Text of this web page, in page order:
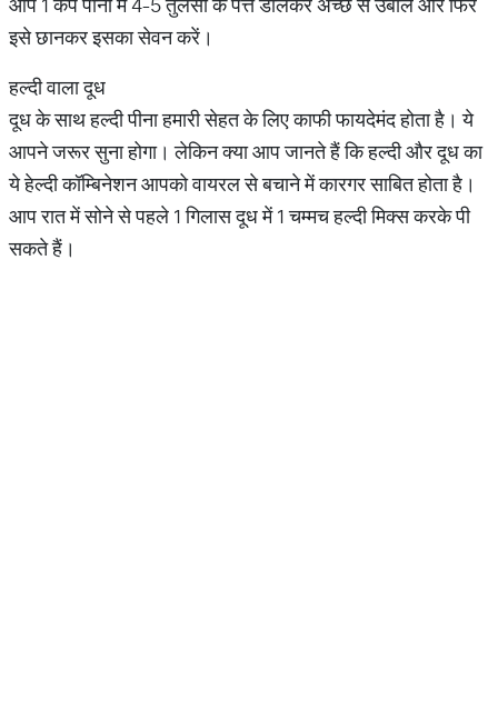
आप 1 कप पानी में 4-5 तुलसी के पत्ते डालकर अच्छे से उबालें और फिर
इसे छानकर इसका सेवन करें।
हल्दी वाला दूध
दूध के साथ हल्दी पीना हमारी सेहत के लिए काफी फायदेमंद होता है। ये
आपने जरूर सुना होगा। लेकिन क्या आप जानते हैं कि हल्दी और दूध का
ये हेल्दी कॉम्बिनेशन आपको वायरल से बचाने में कारगर साबित होता है।
आप रात में सोने से पहले 1 गिलास दूध में 1 चम्मच हल्दी मिक्स करके पी
सकते हैं।